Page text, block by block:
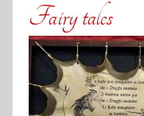
Fairy tales